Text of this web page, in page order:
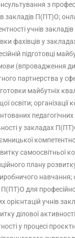
з
закладів П(ПТ)О;
учнів
фахівців у
підготовці
(впровадження
партнерства у
майбутніх
освіти;
педагогічних
у закладах
самоосвітньої
плану
для
орієнтацій учнів
ділової
у процесі